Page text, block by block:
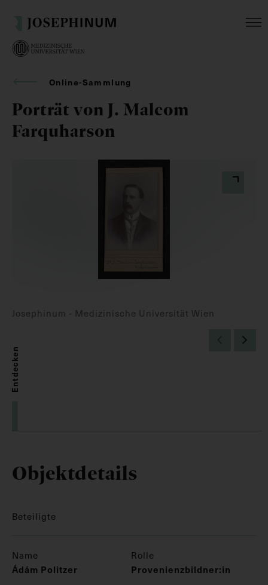
Online-Sammlung
Porträt von J. Malcom
Farquharson
Josephinum - Medizinische Universität Wien
Entdecken
Objektdetails
Beteiligte
Name Rolle
Ádám Politzer
Provenienzbildner:in